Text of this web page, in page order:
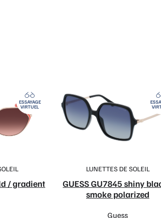
/ gradient
ESSAYAGE
VIRTUEL
LUNETTES DE SOLEIL
GUESS GU7845 shiny
smoke polarized
Guess